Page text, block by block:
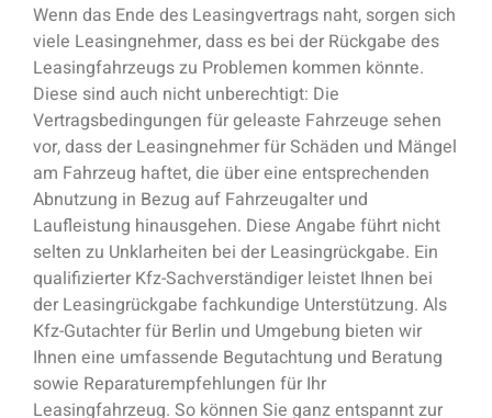
Wenn das Ende des Leasingvertrags naht, sorgen sich
viele Leasingnehmer, dass es bei der Rückgabe des
Leasingfahrzeugs zu Problemen kommen könnte.
Diese sind auch nicht unberechtigt: Die
Vertragsbedingungen für geleaste Fahrzeuge sehen
vor, dass der Leasingnehmer für Schäden und Mängel
am Fahrzeug haftet, die über eine entsprechenden
Abnutzung in Bezug auf Fahrzeugalter und
Laufleistung hinausgehen. Diese Angabe führt nicht
selten zu Unklarheiten bei der Leasingrückgabe. Ein
qualifizierter Kfz-Sachverständiger leistet Ihnen bei
der Leasingrückgabe fachkundige Unterstützung. Als
Kfz-Gutachter für Berlin und Umgebung bieten wir
Ihnen eine umfassende Begutachtung und Beratung
sowie Reparaturempfehlungen für Ihr
Leasingfahrzeug. So können Sie ganz entspannt zur